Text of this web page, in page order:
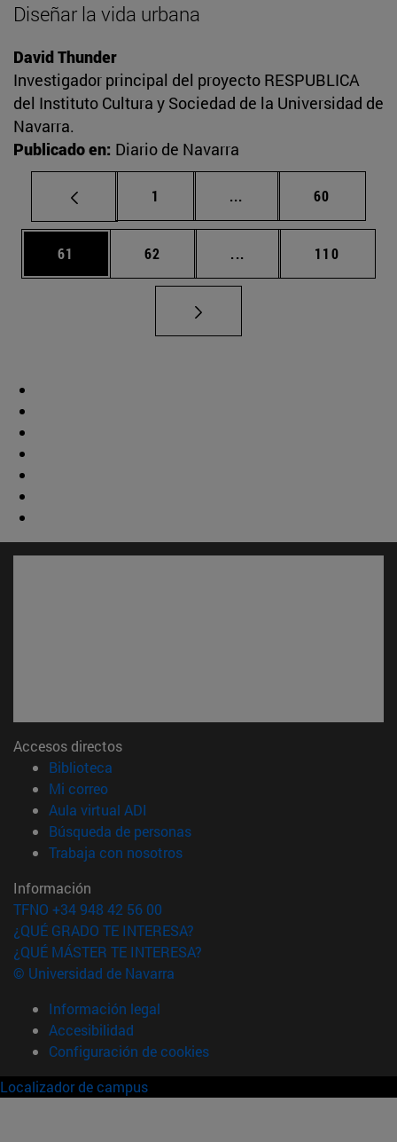
Diseñar la vida urbana
David Thunder
Investigador principal del proyecto RESPUBLICA
del Instituto Cultura y Sociedad de la Universidad de
Navarra.
Publicado en: Diario de Navarra
Página
1 ... Páginas intermedias
Página
60
Página
61 Página
62 ... Páginas intermedias
Página
110
Accesos directos
Biblioteca
Mi correo(abre en nueva ventana)
Aula virtual ADI
Búsqueda de personas(abre en nueva ventana)
Trabaja con nosotros(abre en nueva ventana)
Información
TFNO +34 948 42 56 00
¿QUÉ GRADO TE INTERESA?
¿QUÉ MÁSTER TE INTERESA?
© Universidad de Navarra
Información legal
Accesibilidad
Configuración de cookies
Localizador de campus